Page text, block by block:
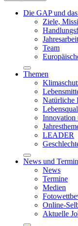
Die GAP und
Ziele,
Team
Themen
Natürliche
Innovation
LEADER
News und
News
Termine
Medien
Online-
Aktuelle